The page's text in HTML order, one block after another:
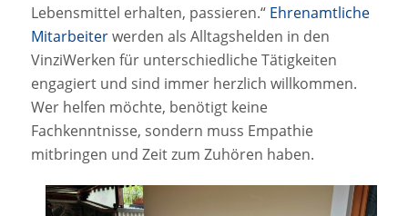
Lebensmittel erhalten, passieren.“ Ehrenamtliche
Mitarbeiterwerden als Alltagshelden in den
VinziWerken für unterschiedliche Tätigkeiten
engagiert und sind immer herzlich willkommen.
Wer helfen möchte, benötigt keine
Fachkenntnisse, sondern muss Empathie
mitbringen und Zeit zum Zuhören haben.